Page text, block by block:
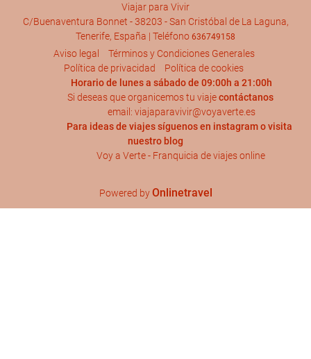
Viajar para Vivir
C/Buenaventura Bonnet - 38203 - San Cristóbal de La Laguna,
Tenerife, España | Teléfono 636749158
Aviso legal
Términos y Condiciones Generales
Política de privacidad
Política de cookies
Horario de lunes a sábado de 09:00h a 21:00h
Si deseas que organicemos tu viajecontáctanos
email: viajaparavivir@voyaverte.es
Para ideas de viajes síguenos en instagramo visita
nuestro blog
Voy a Verte - Franquicia de viajes online
Powered byOnlinetravel